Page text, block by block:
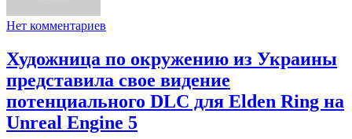
Нет комментариев
Художница по окружению из Украины
представила свое видение
потенциального DLC для Elden Ring на
Unreal Engine 5